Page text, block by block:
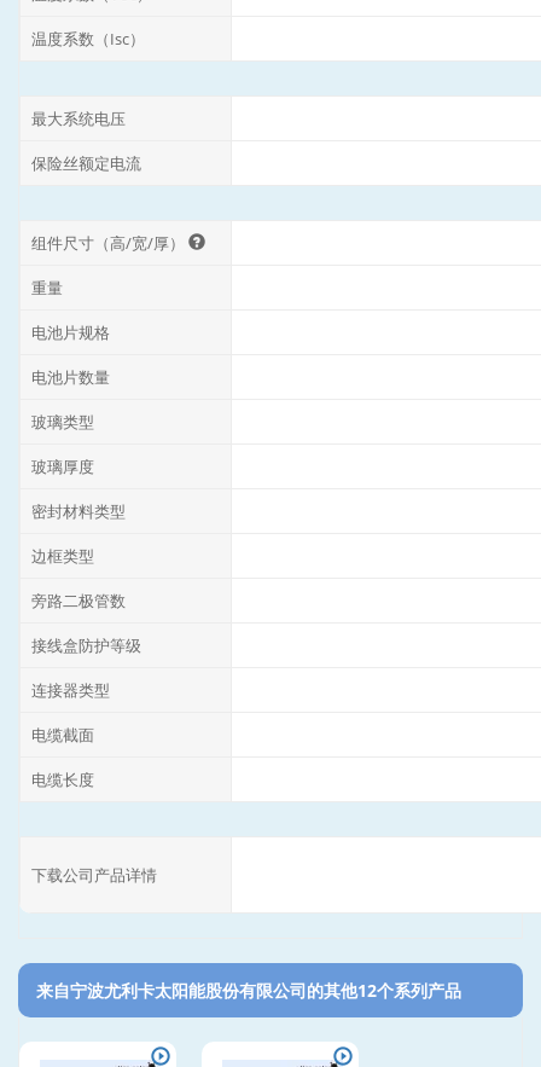
温度系数（Isc）
最大系统电压
保险丝额定电流
组件尺寸（高/宽/厚）
重量
电池片规格
电池片数量
玻璃类型
玻璃厚度
密封材料类型
边框类型
旁路二极管数
接线盒防护等级
连接器类型
电缆截面
电缆长度
下载公司产品详情
来自宁波尤利卡太阳能股份有限公司的其他12个系列产品‎